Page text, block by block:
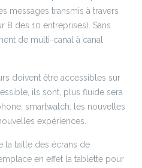
messages transmis à travers
8 des 10 entreprises). Sans
de multi-canal à canal
doivent être accessibles sur
ils sont, plus fluide sera
smartwatch: les nouvelles
expériences.
la taille des écrans de
en effet la tablette pour